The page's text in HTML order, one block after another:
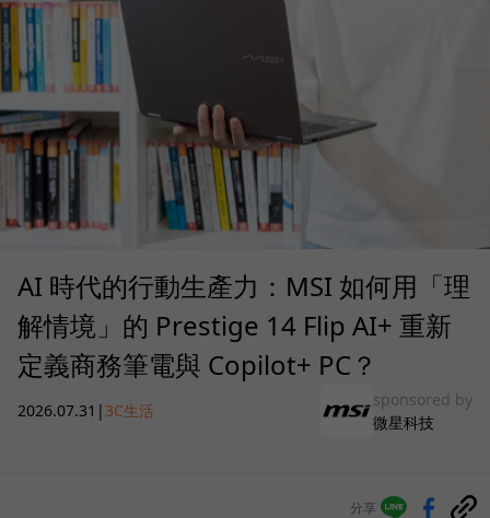
AI 時代的行動生產力：MSI 如何用「理
解情境」的 Prestige 14 Flip AI+ 重新
定義商務筆電與 Copilot+ PC？
2026.07.31 | 3C生活
sponsored by
微星科技
分享